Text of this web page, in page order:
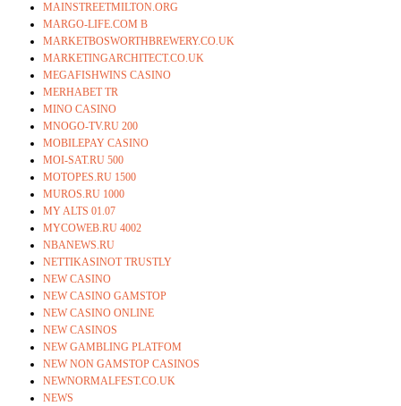
MAINSTREETMILTON.ORG
MARGO-LIFE.COM B
MARKETBOSWORTHBREWERY.CO.UK
MARKETINGARCHITECT.CO.UK
MEGAFISHWINS CASINO
MERHABET TR
MINO CASINO
MNOGO-TV.RU 200
MOBILEPAY CASINO
MOI-SAT.RU 500
MOTOPES.RU 1500
MUROS.RU 1000
MY ALTS 01.07
MYCOWEB.RU 4002
NBANEWS.RU
NETTIKASINOT TRUSTLY
NEW CASINO
NEW CASINO GAMSTOP
NEW CASINO ONLINE
NEW CASINOS
NEW GAMBLING PLATFOM
NEW NON GAMSTOP CASINOS
NEWNORMALFEST.CO.UK
NEWS